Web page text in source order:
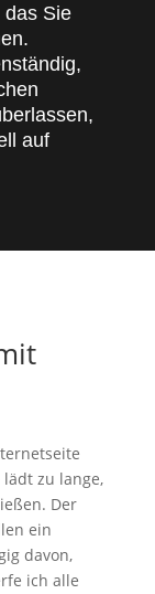
das Sie
auf
zu lange,
Der
ein
davon,
ich alle